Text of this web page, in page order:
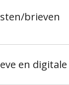
brieven
en